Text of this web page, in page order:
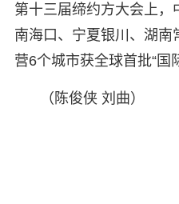
第十三届缔约方大会上
南海口、宁夏银川、湖南
营6个城市获全球首批“国
（陈俊侠 刘曲）